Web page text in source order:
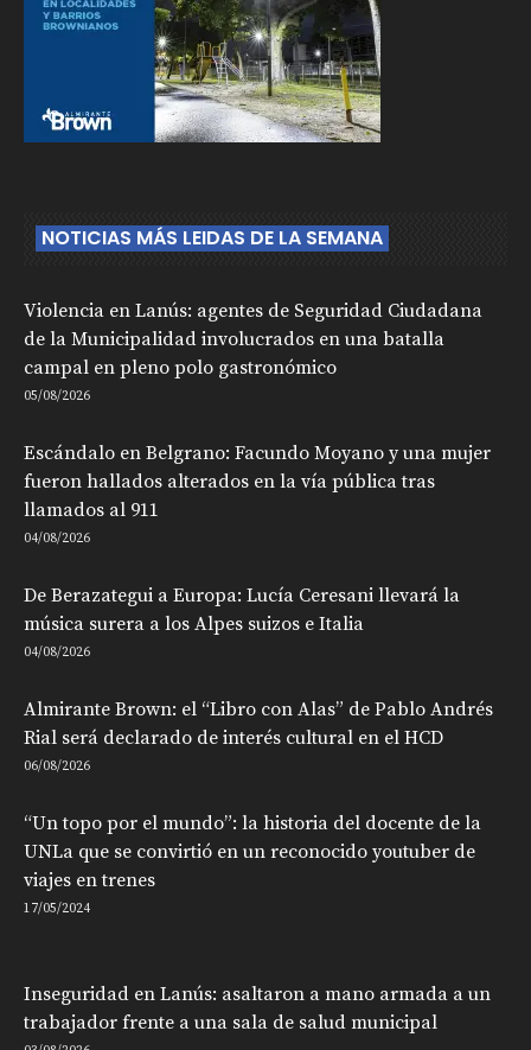
NOTICIAS MÁS LEIDAS DE LA SEMANA
Violencia en Lanús: agentes de Seguridad Ciudadana
de la Municipalidad involucrados en una batalla
campal en pleno polo gastronómico
05/08/2026
Escándalo en Belgrano: Facundo Moyano y una mujer
fueron hallados alterados en la vía pública tras
llamados al 911
04/08/2026
De Berazategui a Europa: Lucía Ceresani llevará la
música surera a los Alpes suizos e Italia
04/08/2026
Almirante Brown: el “Libro con Alas” de Pablo Andrés
Rial será declarado de interés cultural en el HCD
06/08/2026
“Un topo por el mundo”: la historia del docente de la
UNLa que se convirtió en un reconocido youtuber de
viajes en trenes
17/05/2024
Inseguridad en Lanús: asaltaron a mano armada a un
trabajador frente a una sala de salud municipal